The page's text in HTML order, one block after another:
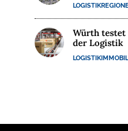
Würth testet
der Logistik